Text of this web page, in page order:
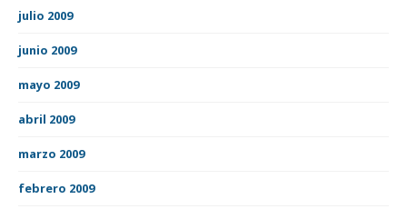
julio 2009
junio 2009
mayo 2009
abril 2009
marzo 2009
febrero 2009